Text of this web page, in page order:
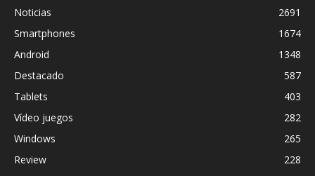
Noticias
2691
Smartphones
1674
Android
1348
Destacado
587
Tablets
403
Vídeo juegos
282
Windows
265
Review
228